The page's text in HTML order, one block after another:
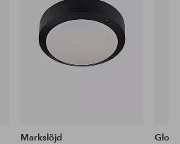
Markslöjd